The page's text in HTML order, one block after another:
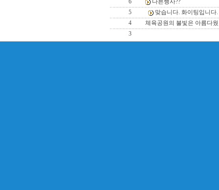
6
다른행사??
5
맞습니다. 화이팅입니다.
4
체육공원의 불빛은 아름다
3